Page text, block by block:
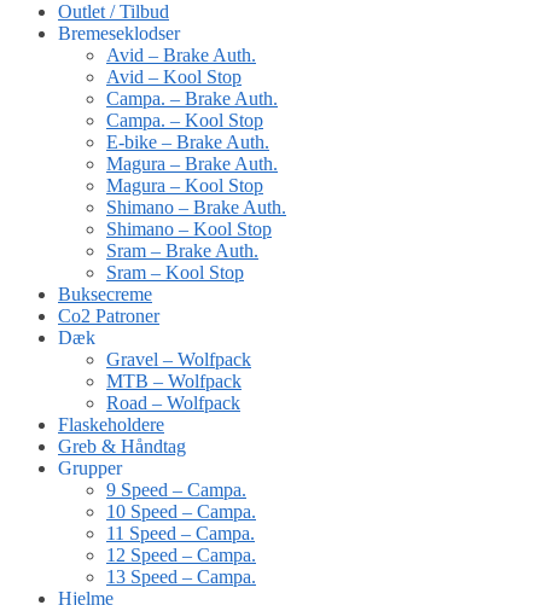
Outlet / Tilbud
Bremeseklodser
Avid – Brake Auth.
Avid – Kool Stop
Campa. – Brake Auth.
Campa. – Kool Stop
E-bike – Brake Auth.
Magura – Brake Auth.
Magura – Kool Stop
Shimano – Brake Auth.
Shimano – Kool Stop
Sram – Brake Auth.
Sram – Kool Stop
Buksecreme
Co2 Patroner
Dæk
Gravel – Wolfpack
MTB – Wolfpack
Road – Wolfpack
Flaskeholdere
Greb & Håndtag
Grupper
9 Speed – Campa.
10 Speed – Campa.
11 Speed – Campa.
12 Speed – Campa.
13 Speed – Campa.
Hjelme